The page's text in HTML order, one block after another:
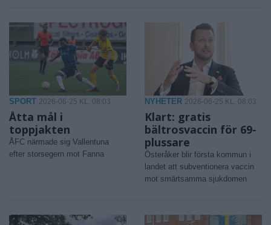
SPORT 2026-06-25 KL. 08:03
Åtta mål i
toppjakten
ÅFC närmade sig Vallentuna
efter storsegern mot Fanna
NYHETER 2026-06-25 KL. 08:03
Klart: gratis
bältrosvaccin för 69-
plussare
Österåker blir första kommun i
landet att subventionera vaccin
mot smärtsamma sjukdomen